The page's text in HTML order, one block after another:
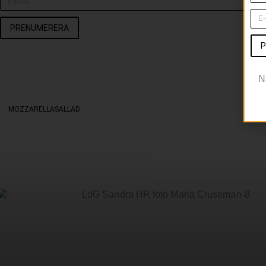
PRENUMERERA
MOZZARELLASALLAD